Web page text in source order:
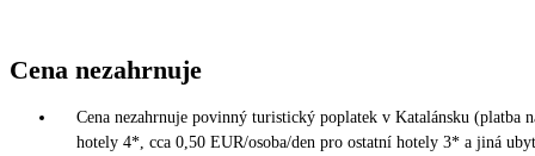
Cena nezahrnuje
Cena nezahrnuje povinný turistický poplatek v Katalánsku (platba
hotely 4*, cca 0,50 EUR/osoba/den pro ostatní hotely 3* a jiná